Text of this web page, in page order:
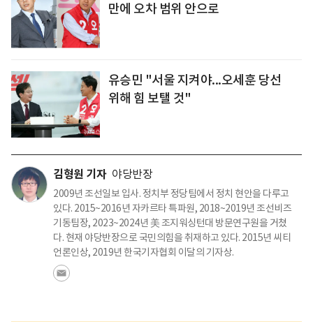
만에 오차 범위 안으로
유승민 "서울 지켜야...오세훈 당선
위해 힘 보탤 것"
김형원 기자 야당반장
2009년 조선일보 입사. 정치부 정당팀에서 정치 현안을 다루고
있다. 2015~2016년 자카르타 특파원, 2018~2019년 조선비즈
기동팀장, 2023~2024년 美 조지워싱턴대 방문연구원을 거쳤
다. 현재 야당반장으로 국민의힘을 취재하고 있다. 2015년 씨티
언론인상, 2019년 한국기자협회 이달의 기자상.